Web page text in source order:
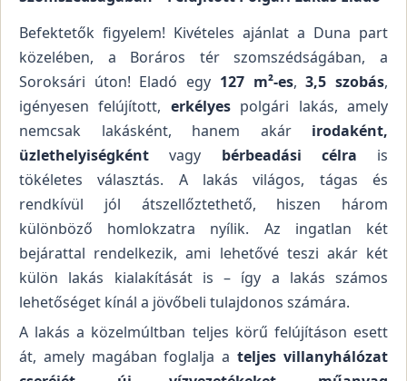
Befektetők figyelem! Kivételes ajánlat a Duna part
közelében, a Boráros tér szomszédságában, a
Soroksári úton! Eladó egy 127 m²-es,3,5 szobás,
igényesen felújított, erkélyespolgári lakás, amely
nemcsak lakásként, hanem akár irodaként,
üzlethelyiségként vagy bérbeadási célra is
tökéletes választás. A lakás világos, tágas és
rendkívül jól átszellőztethető, hiszen három
különböző homlokzatra nyílik. Az ingatlan két
bejárattal rendelkezik, ami lehetővé teszi akár két
külön lakás kialakítását is – így a lakás számos
lehetőséget kínál a jövőbeli tulajdonos számára.
A lakás a közelmúltban teljes körű felújításon esett
át, amely magában foglalja ateljes villanyhálózat